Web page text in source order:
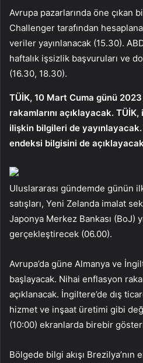
Avrupa pazarlarında öne çıkan
Challenger tarafından
veriler yayınlanacak (15.30).
haftalık işsizlik başvuruları ve
(16.30, 18.30).
TÜİK, 10 Mart Cuma günü
rakamlarını açıklayacak.
ilişkin bilgileri de
endeksi bilgisini de
Uluslararası gündemde günün
satışları, Yeni Zelanda imalat
Japonya Merkez Bankası (BoJ)
gerçekleştirecek (06.00).
Avrupa’da güne Almanya ve
başlayacak. Nihai enflasyon
açıklanacak. İngiltere’de dış
hizmet ve inşaat üretimi gibi
(10:00) ekranlarda birebir
Bölgede bilgi akışı Brezilya’nın